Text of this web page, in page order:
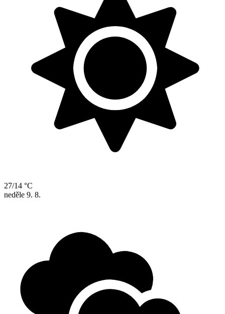
27/14 °C
neděle 9. 8.